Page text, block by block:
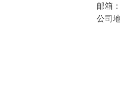
邮箱
公司